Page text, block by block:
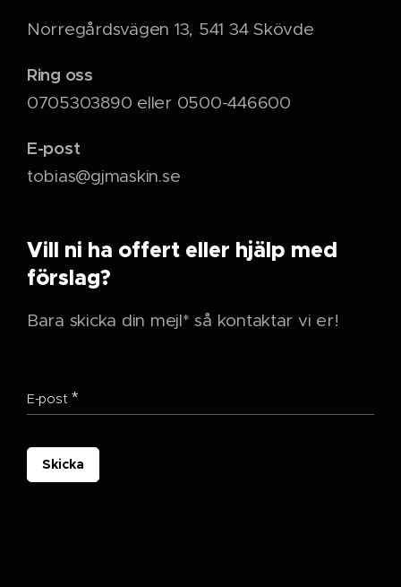
Norregårdsvägen 13, 541 34 Skövde
Ring oss
0705303890 eller 0500-446600
E-post
tobias@gjmaskin.se
Vill ni ha offert eller hjälp med
förslag?
Bara skicka din mejl* så kontaktar vi er!
E-post
Skicka